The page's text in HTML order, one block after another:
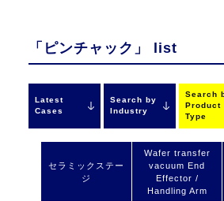
「ピンチャック」 list
Latest
Cases
Search by
Industry
Search
Product
Type
セラミックステー
ジ
Wafer transfer
vacuum End
Effector /
Handling Arm